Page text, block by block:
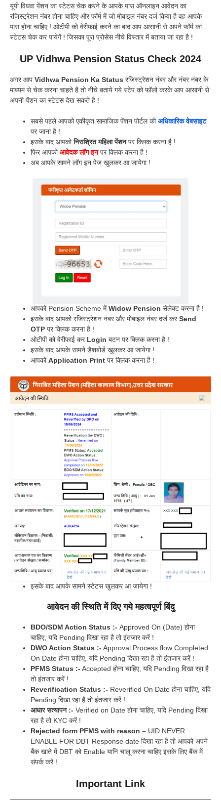
यूपी विधवा पेंशन का स्टेटस चेक करने के आपके पास ऑनलाइन आवेदन का
रजिस्ट्रेशन नंबर होना चाहिए और फॉर्म में जो मोबाइल नंबर दर्ज किया है वह आपके
पास होना चाहिए ! ओटीपी को वेरीफाई करने का बाद आप आसानी से अपने फॉर्म का
स्टेटस चेक कर पायेगें ! जिसका पूरा प्रोसेस नीचे विस्तार में बताया जा रहा है !
UP Vidhwa Pension Status Check 2024
अगर आप Vidhwa Pension Ka Status रजिस्ट्रेशन नंबर और नंबर नंबर के
माध्यम से चेक करना चाहते है तो नीचे बताये गये स्टेप को फॉलो करके आप आसानी से
अपनी पेंशन का स्टेटस देख सकते है !
सबसे पहले आपको एकीकृत सामाजिक पेंशन पोर्टल कीअधिकारिक वेबसाइट
पर जाना है !
इसके बाद आपकोनिराश्रित महिला पेंशनपर क्लिक करना है !
फिर आपकोआवेदक लॉग इनपर क्लिक करना है !
अब आपके सामने लॉग इन पेज खुलकर आ जायेगा !
आपको Pension Scheme मेंWidow Pension सेलेक्ट करना है !
इसके बाद आपको रजिस्ट्रेशन नंबर और मोबाइल नंबर दर्ज करSend
OTP पर क्लिक करना है !
ओटीपी को वेरीफाई कर Login बटन पर क्लिक करना है !
इसके बाद आपके सामने डैशबोर्ड खुलकर आ जायेगा !
आपकोApplication Print पर क्लिक करना है !
इसके बाद आपके सामने स्टेटस खुलकर आ जायेगा !
आवेदन की स्थिति में दिए गये महत्वपूर्ण बिंदु
BDO/SDM Action Status :- Approved On (Date) होना
चाहिए, यदि Pending दिखा रहा है तो इंतजार करें !
DWO Action Status :- Approval Process flow Completed
On Date होना चाहिए, यदि Pending दिखा रहा है तो इंतजार करें !
PFMS Status :- Accepted होना चाहिए, यदि Pending दिखा रहा है
तो इंतजार करें !
Reverification Status :- Reverified On Date होना चाहिए, यदि
Pending दिखा रहा है तो इंतजार करें !
आधार सत्यापन :- Verified on Date होना चाहिए, यदि Pending दिखा
रहा है तो KYC करें !
Rejected form PFMS with reason – UID NEVER
ENABLE FOR DBT Response date दिखा रहा है तो आपको अपने
बैंक खाते में DBT को Enable यानि चालू करना चाहिए इसके लिए बैंक में
संपर्क करें !
Important Link